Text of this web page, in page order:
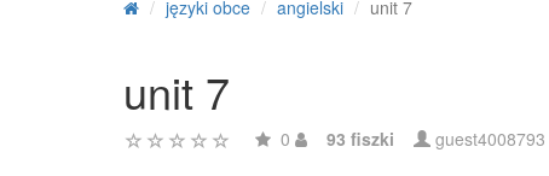
języki obce angielski unit 7
unit 7
0 93 fiszki guest4008793